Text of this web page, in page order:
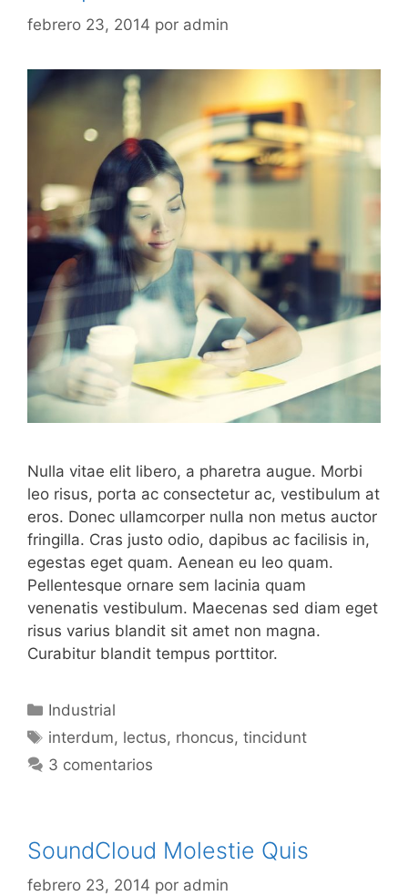
febrero 23, 2014 por admin
Nulla vitae elit libero, a pharetra augue. Morbi
leo risus, porta ac consectetur ac, vestibulum at
eros. Donec ullamcorper nulla non metus auctor
fringilla. Cras justo odio, dapibus ac facilisis in,
egestas eget quam. Aenean eu leo quam.
Pellentesque ornare sem lacinia quam
venenatis vestibulum. Maecenas sed diam eget
risus varius blandit sit amet non magna.
Curabitur blandit tempus porttitor.
Categorías
Industrial
Etiquetas
interdum, lectus, rhoncus,tincidunt
3 comentarios
SoundCloud Molestie Quis
febrero 23, 2014 por admin